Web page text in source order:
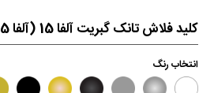
کلید فلاش تانک گبریت آلفا 15 (آلفا 35)
انتخاب رنگ